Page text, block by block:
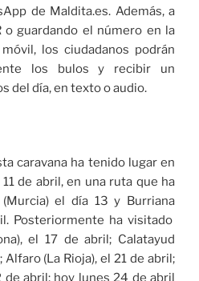
de Maldita.es. Además, a
o guardando el número en la
los ciudadanos podrán
los bulos y recibir un
del día, en texto o audio.
caravana ha tenido lugar en
de abril, en una ruta que ha
el día 13 y Burriana
Posteriormente ha visitado
el 17 de abril; Calatayud
Alfaro (La Rioja), el 21 de abril;
de abril; hoy lunes 24 de abril